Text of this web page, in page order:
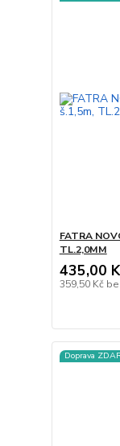
FATRA
TL.2,0MM
435,00
359,50 Kč
Doprava